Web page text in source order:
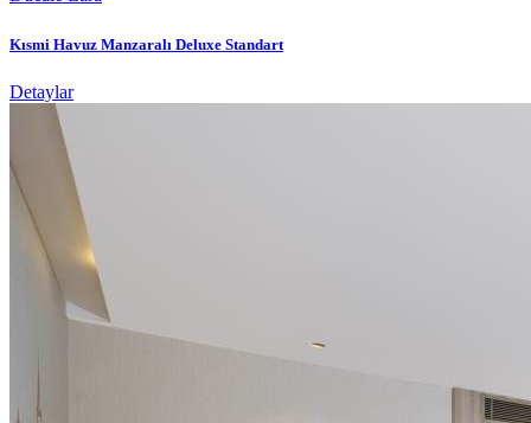
Kısmi Havuz Manzaralı Deluxe Standart
Detaylar